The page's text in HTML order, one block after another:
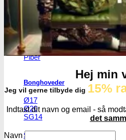
Percolator bonger
Diffusor bonger
Dabbing
Olie Bonger / Rigs
Tjubanger
Chillum
Piber
Bonghoveder
Ø17
Ø20
SG14
Sniff & Snus
Hej min
Jeg vil gerne tilbyde dig 15%
Indtast dit navn og email - så
det
Navn